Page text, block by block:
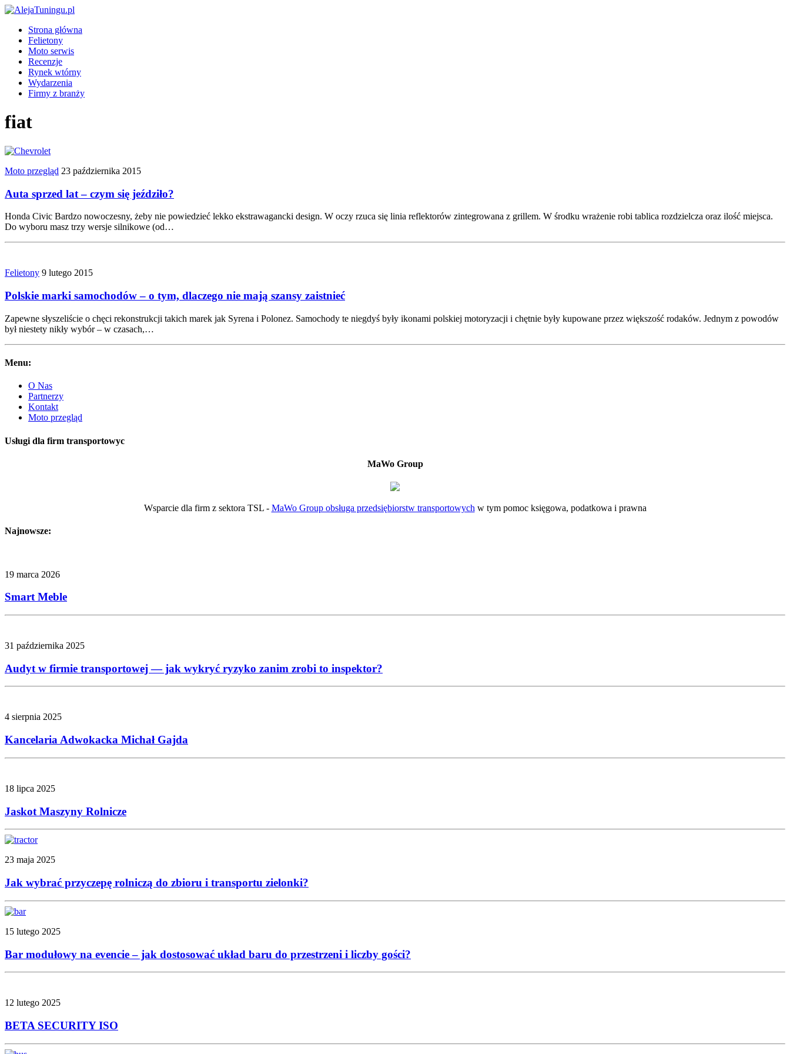
Strona główna
Felietony
Moto serwis
Recenzje
Rynek wtórny
Wydarzenia
Firmy z branży
fiat
Moto przegląd 23 października 2015
Auta sprzed lat – czym się jeździło?
Honda Civic Bardzo nowoczesny, żeby nie powiedzieć lekko ekstrawagancki design. W oczy rzuca się linia reflektorów zintegrowana z grillem. W środku wrażenie robi tablica rozdzielcza oraz ilość miejsca.
Do wyboru masz trzy wersje silnikowe (od…
Felietony 9 lutego 2015
Polskie marki samochodów – o tym, dlaczego nie mają szansy zaistnieć
Zapewne słyszeliście o chęci rekonstrukcji takich marek jak Syrena i Polonez. Samochody te niegdyś były ikonami polskiej motoryzacji i chętnie były kupowane przez większość rodaków. Jednym z powodów
był niestety nikły wybór – w czasach,…
Menu:
O Nas
Partnerzy
Kontakt
Moto przegląd
Usługi dla firm transportowyc
MaWo Group
Wsparcie dla firm z sektora TSL - MaWo Group obsługa przedsiębiorstw transportowych w tym pomoc księgowa, podatkowa i prawna
Najnowsze:
19 marca 2026
Smart Meble
31 października 2025
Audyt w firmie transportowej — jak wykryć ryzyko zanim zrobi to inspektor?
4 sierpnia 2025
Kancelaria Adwokacka Michał Gajda
18 lipca 2025
Jaskot Maszyny Rolnicze
23 maja 2025
Jak wybrać przyczepę rolniczą do zbioru i transportu zielonki?
15 lutego 2025
Bar modułowy na evencie – jak dostosować układ baru do przestrzeni i liczby gości?
12 lutego 2025
BETA SECURITY ISO